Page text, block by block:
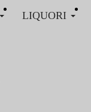
LIQUORI